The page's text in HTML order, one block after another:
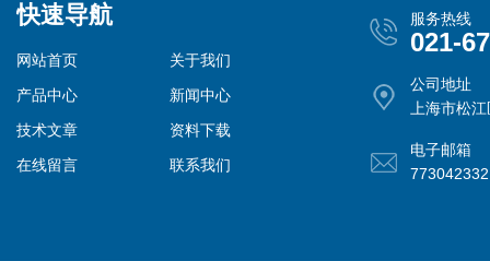
快速导航
网站首页
关于我们
产品中心
新闻中心
技术文章
资料下载
在线留言
联系我们
服务热线
021-
公司地址
上海市松
电子邮箱